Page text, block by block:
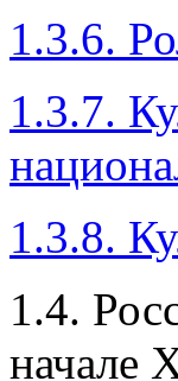
1.3.6.
1.3.7.
1.3.8.
1.4.
начале